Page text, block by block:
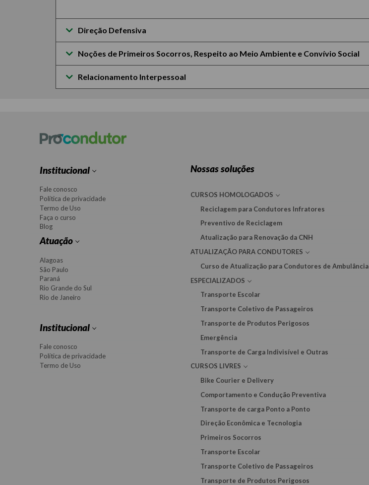
Direção Defensiva
Noções de Primeiros Socorros, Respeito ao Meio Ambiente e Convívio Social
Relacionamento Interpessoal
Institucional
Fale conosco
Política de privacidade
Termo de Uso
Faça o curso
Blog
Atuação
Alagoas
São Paulo
Paraná
Rio Grande do Sul
Rio de Janeiro
Institucional
Fale conosco
Política de privacidade
Termo de Uso
Nossas soluções
CURSOS HOMOLOGADOS
Reciclagem para Condutores Infratores
Preventivo de Reciclagem
Atualização para Renovação da CNH
ATUALIZAÇÃO PARA CONDUTORES
Curso de Atualização para Condutores de Ambulância
ESPECIALIZADOS
Transporte Escolar
Transporte Coletivo de Passageiros
Transporte de Produtos Perigosos
Emergência
Transporte de Carga Indivisível e Outras
CURSOS LIVRES
Bike Courier e Delivery
Comportamento e Condução Preventiva
Transporte de carga Ponto a Ponto
Direção Econômica e Tecnologia
Primeiros Socorros
Transporte Escolar
Transporte Coletivo de Passageiros
Transporte de Produtos Perigosos